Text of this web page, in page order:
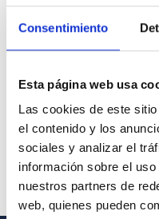
Consentimiento
Esta página web usa
Las cookies de este
el contenido y los
sociales y analizar el
información sobre el
nuestros partners de
web, quienes pueden